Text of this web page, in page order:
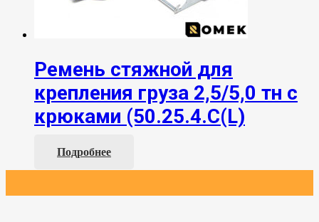
Ремень стяжной для
крепления груза 2,5/5,0 тн с
крюками (50.25.4.С(L)
Подробнее